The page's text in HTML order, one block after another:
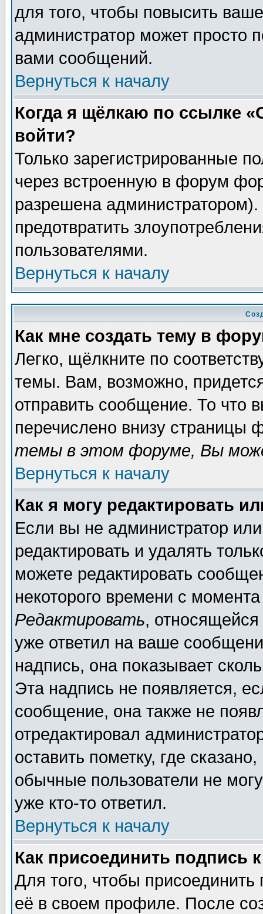
для того, чтобы повысить
администратор может просто
вами сообщений.
Вернуться к началу
Когда я щёлкаю по ссылке
войти?
Только зарегистрированные
через встроенную в форум
разрешена
предотвратить
пользователями.
Вернуться к началу
Как мне создать тему в
Легко, щёлкните по
темы. Вам, возможно,
отправить сообщение. То что
перечислено внизу страницы
темы в этом форуме, Вы
Вернуться к началу
Как я могу редактировать
Если вы не администратор
редактировать и удалять
можете редактировать
некоторого времени с
Редактировать,
уже ответил на ваше
надпись, она показывает
Эта надпись не появляется,
сообщение, она также не
отредактировал
оставить пометку, где
обычные пользователи не
уже кто-то ответил.
Вернуться к началу
Как присоединить подпись
Для того, чтобы
её в своем профиле. После